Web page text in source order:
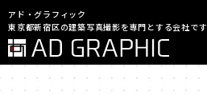
アド・グラフィック
東京都新宿区の建築写真撮影を専門とする会社です